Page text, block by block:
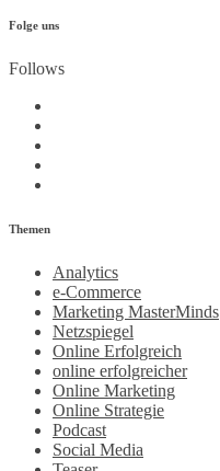
Folge uns
Follows
Themen
Analytics
e-Commerce
Marketing MasterMinds
Netzspiegel
Online Erfolgreich
online erfolgreicher
Online Marketing
Online Strategie
Podcast
Social Media